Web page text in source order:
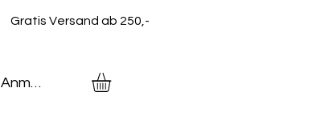
Gratis Versand ab 250,-
Anmelden